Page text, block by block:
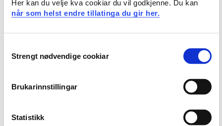
Her kan du velje kva cookiar du vil godkjenne. Du kan
når som helst endre tillatinga du gir her.
Selection
Strengt nødvendige cookiar
Brukarinnstillingar
Statistikk
har kjennskap til barnehagen som organisasjon og
reiskap for refleksjon over seg sjølv, barns veremåte
og deira omsorgs-, leike- og læringsbehov
Ferdigheiter